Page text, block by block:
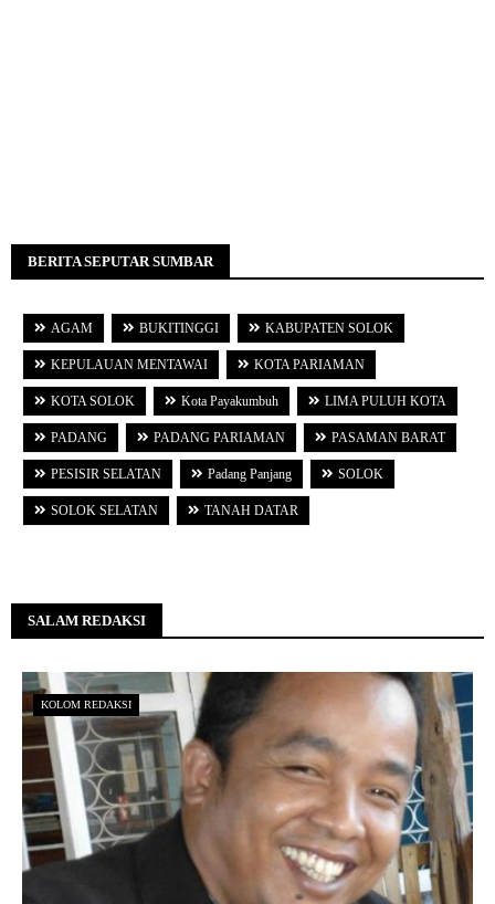
BERITA SEPUTAR SUMBAR
AGAM BUKITINGGI KABUPATEN SOLOK
KEPULAUAN MENTAWAI KOTA PARIAMAN
KOTA SOLOK Kota Payakumbuh LIMA PULUH KOTA
PADANG PADANG PARIAMAN PASAMAN BARAT
PESISIR SELATAN Padang Panjang SOLOK
SOLOK SELATAN TANAH DATAR
SALAM REDAKSI
KOLOM REDAKSI